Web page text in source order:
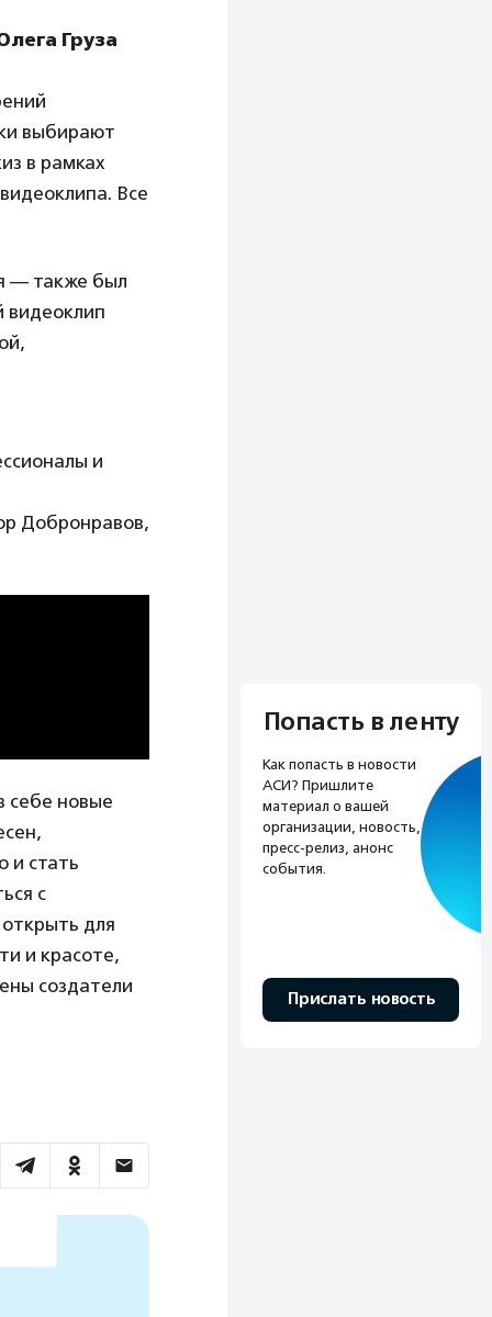
Груза
выбирают
в рамках
Все
— также был
видеоклип
и
Добронравов,
себе новые
и стать
с
для
и красоте,
создатели
Попасть в ленту
Как попасть в новости
АСИ? Пришлите
материал о вашей
организации, новость,
пресс-релиз, анонс
события.
Прислать новость